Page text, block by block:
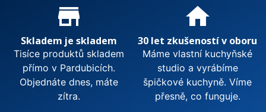
Proč nakupovat u nás?
store_mall_directory
Skladem je skladem
Tisíce produktů skladem
přímo v Pardubicích.
Objednáte dnes, máte
zítra.
home
30 let zkušeností v oboru
Máme vlastní kuchyňské
studio a vyrábíme
špičkové kuchyně. Víme
přesně, co funguje.